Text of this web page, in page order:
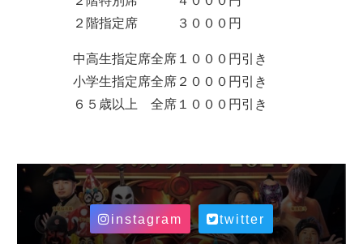
２階指定席 ３０００円
中高生指定席全席１０００円引き
小学生指定席全席２０００円引き
６５歳以上 全席１０００円引き
instagram twitter